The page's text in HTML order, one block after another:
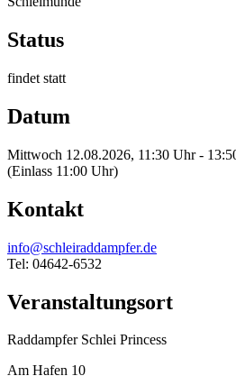
Status
findet statt
Datum
Mittwoch 12.08.2026, 11:30 Uhr -
(Einlass 11:00 Uhr)
Kontakt
info@schleiraddampfer.de
Tel: 04642-6532
Veranstaltungsort
Raddampfer Schlei Princess
Am Hafen 10